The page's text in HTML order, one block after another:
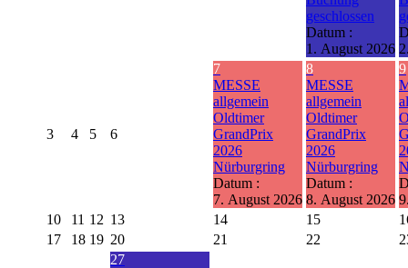
geschlossen
Datum :
1. August 2026
3 4 5 6
7
MESSE
allgemein
Oldtimer
GrandPrix
2026
Nürburgring
Datum :
7. August 2026
8
MESSE
allgemein
Oldtimer
GrandPrix
2026
Nürburgring
Datum :
8. August 2026
9
10
11 12 13 14 15
17
18 19 20 21 22
27